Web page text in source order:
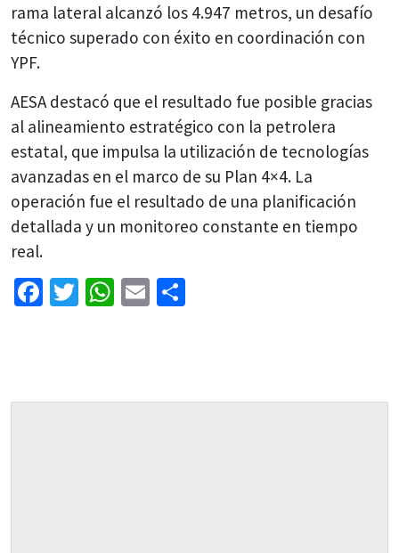
rama lateral alcanzó los 4.947 metros, un desafío
técnico superado con éxito en coordinación con
YPF.
AESA destacó que el resultado fue posible gracias
al alineamiento estratégico con la petrolera
estatal, que impulsa la utilización de tecnologías
avanzadas en el marco de su Plan 4×4. La
operación fue el resultado de una planificación
detallada y un monitoreo constante en tiempo
real.
Facebook
Twitter
WhatsApp
Email